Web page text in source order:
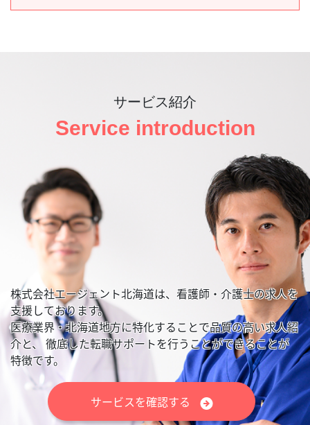
サービス紹介
Service introduction
株式会社エージェント北海道は、看護師・介護士の求人を
支援しております。
医療業界・北海道地方に特化することで品質の高い求人紹
介と、 徹底した転職サポートを行うことができることが
特徴です。
サービスを確認する